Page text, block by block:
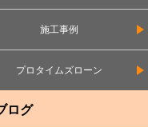
施工事例
プロタイムズローン
ログ